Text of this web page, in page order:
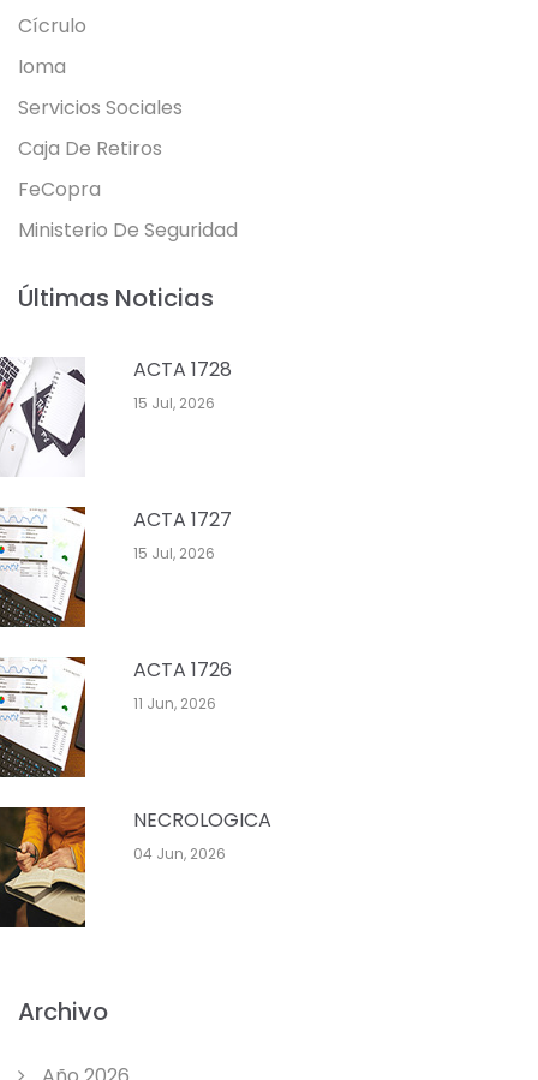
Cícrulo
Ioma
Servicios Sociales
Caja De Retiros
FeCopra
Ministerio De Seguridad
Últimas Noticias
ACTA 1728
15 Jul, 2026
ACTA 1727
15 Jul, 2026
ACTA 1726
11 Jun, 2026
NECROLOGICA
04 Jun, 2026
Archivo